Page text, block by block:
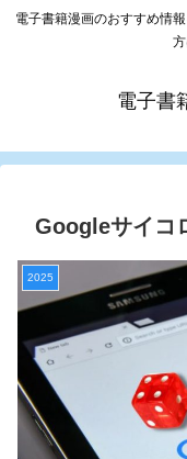
電子書籍漫画のおすすめ情
電子書
Googleサイコ
2025